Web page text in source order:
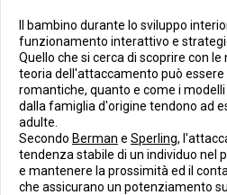
Il bambino durante lo sviluppo
funzionamento interattivo e
Quello che si cerca di scoprire con
teoria dell'attaccamento può
romantiche, quanto e come i
dalla famiglia d'origine tendono ad
adulte.
Secondo Berman e Sperling,
tendenza stabile di un individuo nel
e mantenere la prossimità ed il
che assicurano un potenziamento